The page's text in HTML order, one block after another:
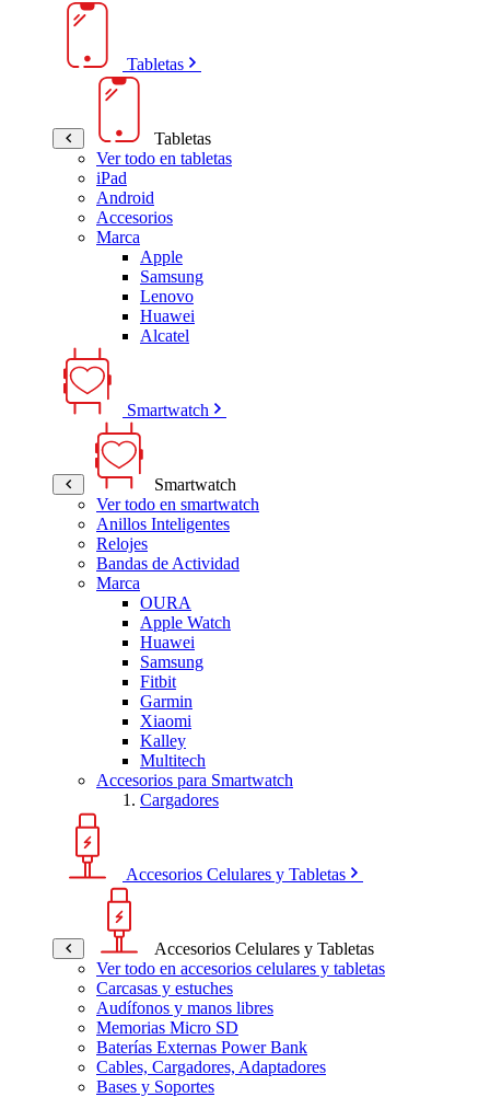
Tabletas
Tabletas
Ver todo en tabletas
iPad
Android
Accesorios
Marca
Apple
Samsung
Lenovo
Huawei
Alcatel
Smartwatch
Smartwatch
Ver todo en smartwatch
Anillos Inteligentes
Relojes
Bandas de Actividad
Marca
OURA
Apple Watch
Huawei
Samsung
Fitbit
Garmin
Xiaomi
Kalley
Multitech
Accesorios para Smartwatch
Cargadores
Accesorios Celulares y Tabletas
Accesorios Celulares y Tabletas
Ver todo en accesorios celulares y tabletas
Carcasas y estuches
Audífonos y manos libres
Memorias Micro SD
Baterías Externas Power Bank
Cables, Cargadores, Adaptadores
Bases y Soportes